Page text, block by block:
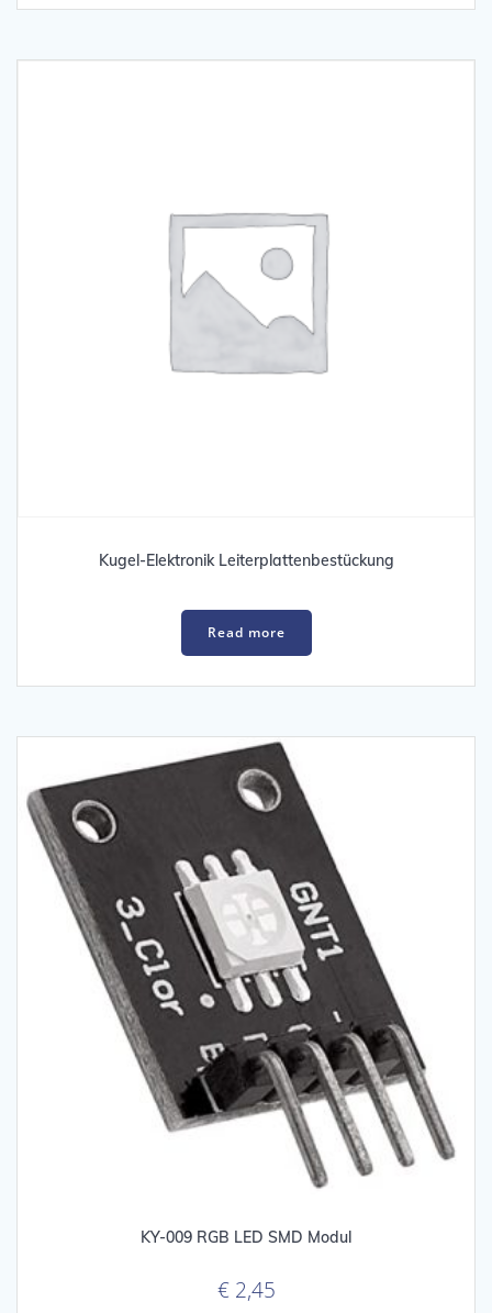
Kugel-Elektronik Leiterplattenbestückung
Read more
KY-009 RGB LED SMD Modul
€2,45